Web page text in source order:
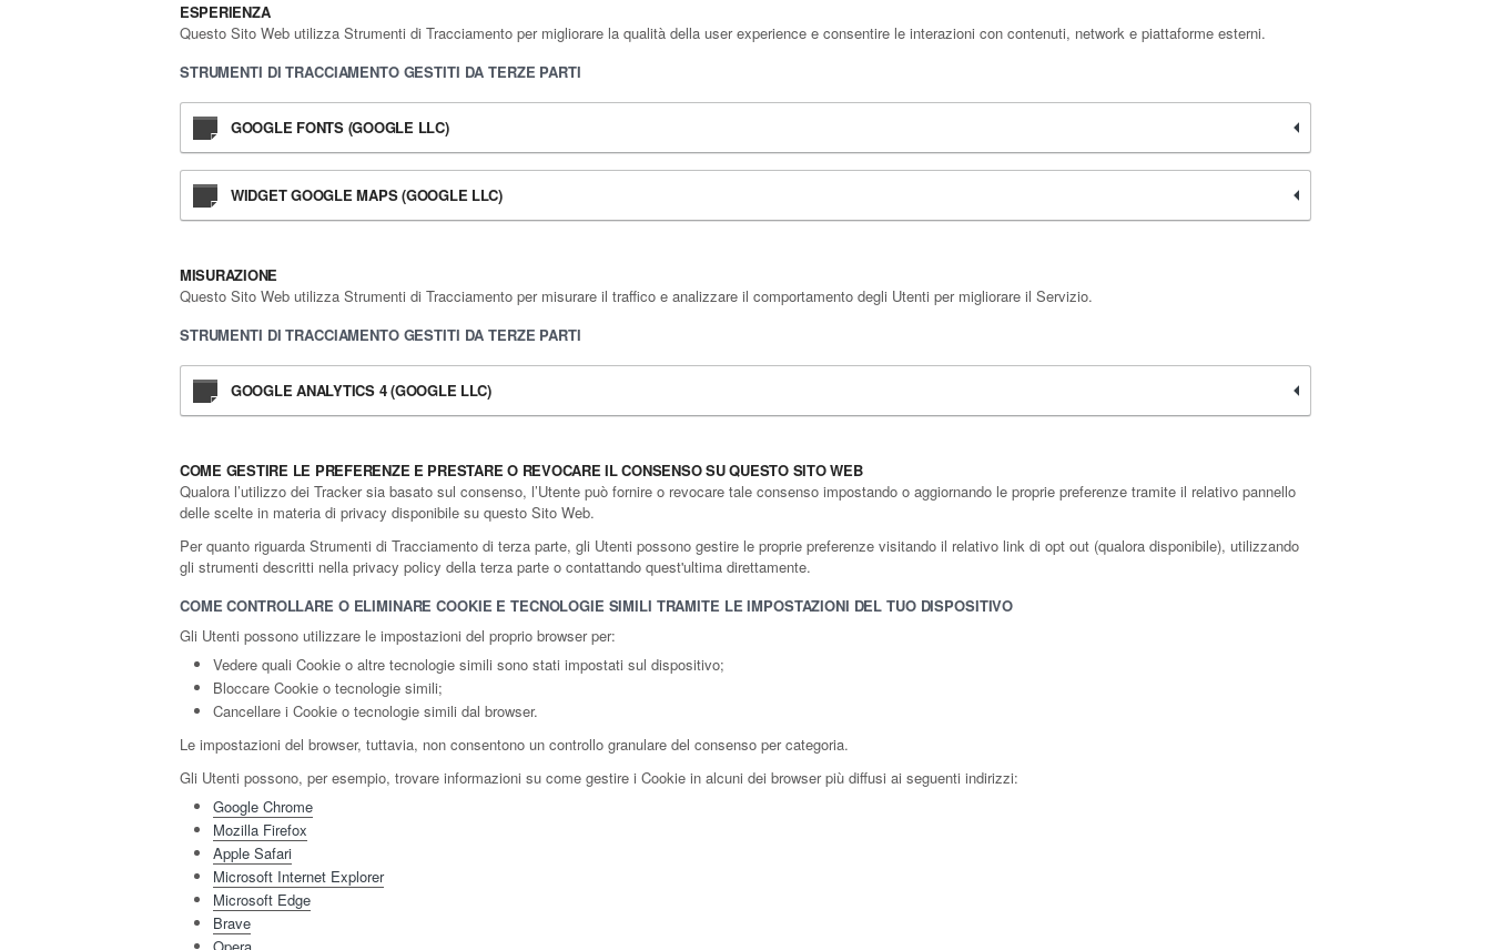
ESPERIENZA
Questo Sito Web utilizza Strumenti di Tracciamento per migliorare la qualità della user experience e consentire le interazioni con contenuti, network e piattaforme esterni.
STRUMENTI DI TRACCIAMENTO GESTITI DA TERZE PARTI
GOOGLE FONTS (GOOGLE LLC)
WIDGET GOOGLE MAPS (GOOGLE LLC)
MISURAZIONE
Questo Sito Web utilizza Strumenti di Tracciamento per misurare il traffico e analizzare il comportamento degli Utenti per migliorare il Servizio.
STRUMENTI DI TRACCIAMENTO GESTITI DA TERZE PARTI
GOOGLE ANALYTICS 4 (GOOGLE LLC)
COME GESTIRE LE PREFERENZE E PRESTARE O REVOCARE IL CONSENSO SU QUESTO SITO WEB
Qualora l’utilizzo dei Tracker sia basato sul consenso, l’Utente può fornire o revocare tale consenso impostando o aggiornando le proprie preferenze tramite il relativo pannello
delle scelte in materia di privacy disponibile su questo Sito Web.
Per quanto riguarda Strumenti di Tracciamento di terza parte, gli Utenti possono gestire le proprie preferenze visitando il relativo link di opt out (qualora disponibile), utilizzando
gli strumenti descritti nella privacy policy della terza parte o contattando quest'ultima direttamente.
COME CONTROLLARE O ELIMINARE COOKIE E TECNOLOGIE SIMILI TRAMITE LE IMPOSTAZIONI DEL TUO DISPOSITIVO
Gli Utenti possono utilizzare le impostazioni del proprio browser per:
Vedere quali Cookie o altre tecnologie simili sono stati impostati sul dispositivo;
Bloccare Cookie o tecnologie simili;
Cancellare i Cookie o tecnologie simili dal browser.
Le impostazioni del browser, tuttavia, non consentono un controllo granulare del consenso per categoria.
Gli Utenti possono, per esempio, trovare informazioni su come gestire i Cookie in alcuni dei browser più diffusi ai seguenti indirizzi:
Google Chrome
Mozilla Firefox
Apple Safari
Microsoft Internet Explorer
Microsoft Edge
Brave